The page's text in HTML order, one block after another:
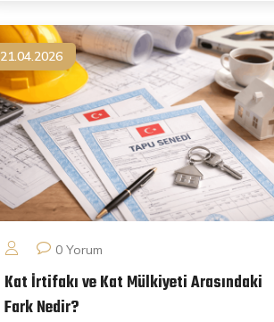
21.04.2026
0 Yorum
Kat İrtifakı ve Kat Mülkiyeti Arasındaki
Fark Nedir?